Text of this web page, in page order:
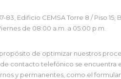
83, Edificio CEMSA Torre 8 / Piso 15,
de 08:00 a.m. a 05:00 p.m.
de optimizar nuestros
contacto telefónico se
y permanentes, como el